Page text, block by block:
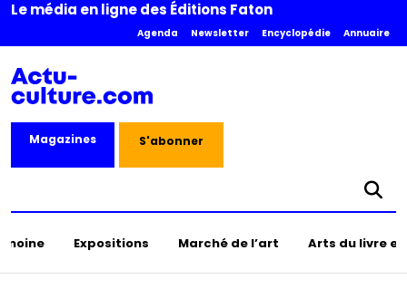
Le média en ligne des Éditions Faton
Agenda Newsletter Encyclopédie Annuaire
Magazines S'abonner
Expositions Marché de l’art Arts du livre